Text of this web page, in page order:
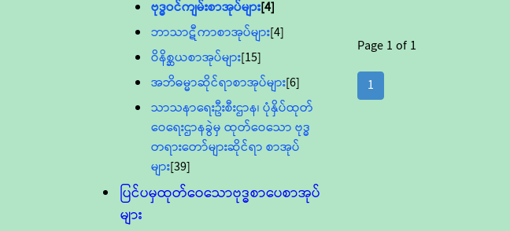
ဗုဒ္ဓဝင်ကျမ်းစာအုပ်များ[4]
ဘာသာဋီကာစာအုပ်များ[4]
ဝိနိစ္ဆယစာအုပ်များ[15]
အဘိဓမ္မာဆိုင်ရာစာအုပ်များ[6]
သာသနာရေးဦးစီးဌာန၊ ပုံနှိပ်ထုတ်
ဝေရေးဌာနခွဲမှ ထုတ်ဝေသော ဗုဒ္ဓ
တရားတော်များဆိုင်ရာ စာအုပ်
များ[39]
ပြင်ပမှထုတ်ဝေသောဗုဒ္ဓစာပေစာအုပ်
များ
Page1 of1
1